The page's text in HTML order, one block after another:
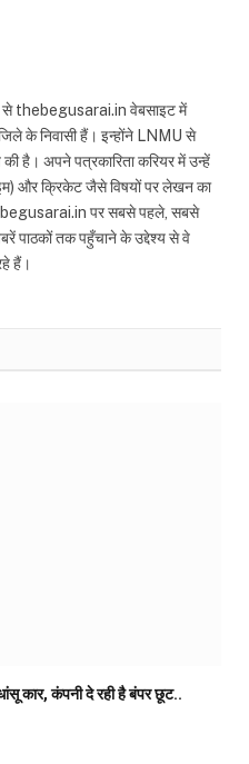
से thebegusarai.in वेबसाइट में
के निवासी हैं। इन्होंने LNMU से
की है। अपने पत्रकारिता करियर में उन्हें
और क्रिकेट जैसे विषयों पर लेखन का
पर सबसे पहले, सबसे
पाठकों तक पहुँचाने के उद्देश्य से वे
हैं।
कार, कंपनी दे रही है बंपर छूट..